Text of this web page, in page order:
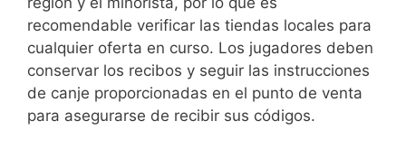
recomendable verificar las tiendas locales para
cualquier oferta en curso. Los jugadores deben
conservar los recibos y seguir las instrucciones
de canje proporcionadas en el punto de venta
para asegurarse de recibir sus códigos.